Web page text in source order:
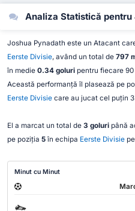
Analiza Statistică pentru
Joshua Pynadath este un Atacant
Eerste Divisie, având un total de 797
în medie 0.34 goluripentru fiecare 90
Această performanță îl plasează pe
Eerste Divisiecare au jucat cel puțin
El a marcat un total de 3 goluripână
pe poziția 5în echipa Eerste Divisiepe
Minut cu Minut